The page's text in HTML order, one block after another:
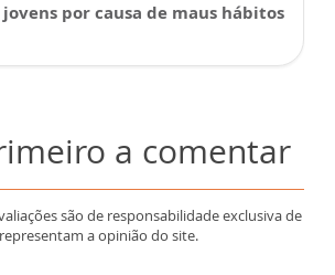
jovens por causa de maus hábitos
a comentar
são de responsabilidade exclusiva de
a opinião do site.